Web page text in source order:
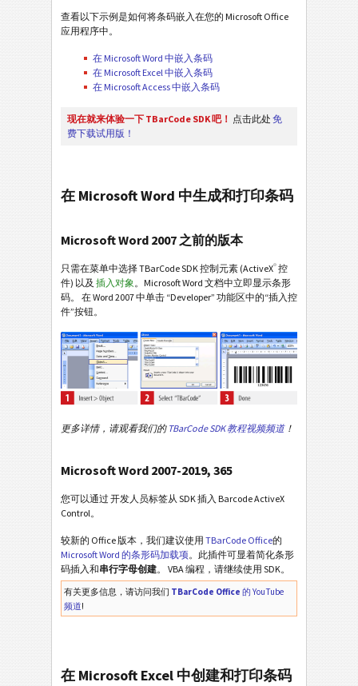
查看以下示例是如何将条码嵌入在您的 Microsoft Office
应用程序中。
在 Microsoft Word 中嵌入条码
在 Microsoft Excel 中嵌入条码
在 Microsoft Access 中嵌入条码
现在就来体验一下 TBarCode SDK 吧！ 点击此处 免
费下载试用版！
在 Microsoft Word 中生成和打印条码
Microsoft Word 2007 之前的版本
只需在菜单中选择 TBarCode SDK 控制元素 (ActiveX®控
件) 以及 插入对象。Microsoft Word 文档中立即显示条形
码。 在 Word 2007 中单击 “Developer” 功能区中的“插入控
件”按钮。
更多详情，请观看我们的 TBarCode SDK 教程视频频道！
Microsoft Word 2007-2019, 365
您可以通过 开发人员标签从 SDK 插入 Barcode ActiveX
Control。
较新的 Office 版本，我们建议使用 TBarCode Office的
Microsoft Word 的条形码加载项 。此插件可显着简化条形
码插入和串行字母创建。 VBA 编程，请继续使用 SDK。
有关更多信息，请访问我们 TBarCode Office 的 YouTube
频道!
在 Microsoft Excel 中创建和打印条码